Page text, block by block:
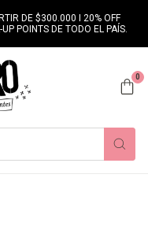
DE $300.000 I 20% OFF
POINTS DE TODO EL PAÍS.
0